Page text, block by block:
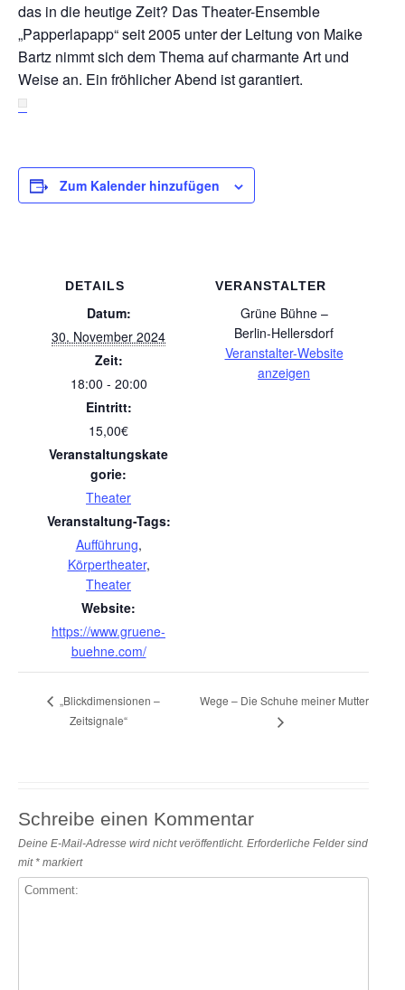
das in die heutige Zeit? Das Theater-Ensemble
„Papperlapapp“ seit 2005 unter der Leitung von Maike
Bartz nimmt sich dem Thema auf charmante Art und
Weise an. Ein fröhlicher Abend ist garantiert.
Zum Kalender hinzufügen
DETAILS
Datum:
30. November 2024
Zeit:
18:00 - 20:00
Eintritt:
15,00€
Veranstaltungskate
gorie:
Theater
Veranstaltung-Tags:
Aufführung,
Körpertheater,
Theater
Website:
https://www.gruene-
buehne.com/
VERANSTALTER
Grüne Bühne –
Berlin-Hellersdorf
Veranstalter-Website
anzeigen
„Blickdimensionen –
Zeitsignale“
Wege – Die Schuhe meiner Mutter
Schreibe einen Kommentar
Deine E-Mail-Adresse wird nicht veröffentlicht. Erforderliche Felder sind
mit * markiert